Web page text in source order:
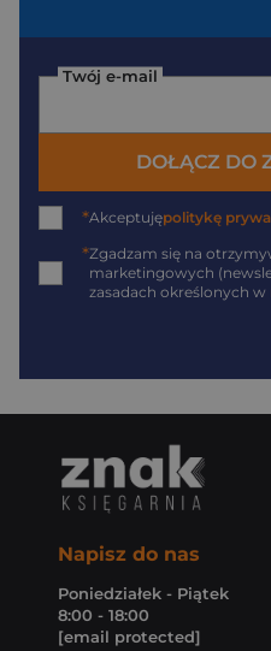
Twój e-mail
DOŁĄCZ DO
*Akceptujępolitykę
*Zgadzam się na
marketingowych
zasadach określonych w
Napisz do nas
Poniedziałek - Piątek
8:00 - 18:00
[email protected]